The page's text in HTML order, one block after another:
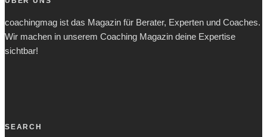
coachingmag ist das Magazin für Berater, Experten und Coaches.
Wir machen in unserem Coaching Magazin deine Expertise
sichtbar!
SEARCH